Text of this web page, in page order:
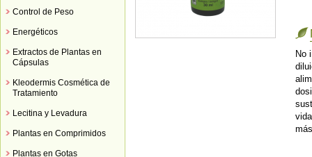
Control de Peso
Energéticos
Extractos de Plantas en
Cápsulas
Kleodermis Cosmética de
Tratamiento
Lecitina y Levadura
Plantas en Comprimidos
Plantas en Gotas
No